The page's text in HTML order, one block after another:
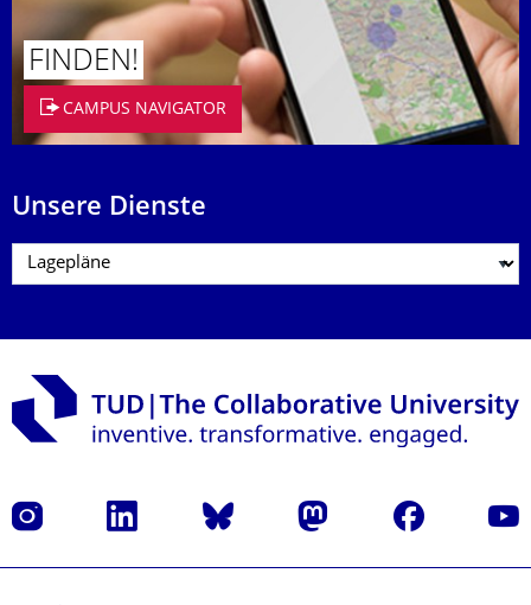
FINDEN!
CAMPUS NAVIGATOR
Unsere Dienste
Instagram LinkedIn Bluesky Mastodon Facebook